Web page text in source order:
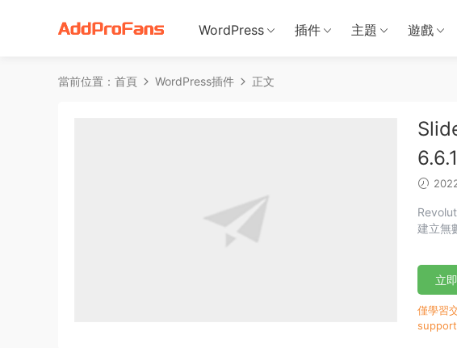
WordPress 插件 主題 遊戲
當前位置： 首頁 WordPress插件 正文
6.6.1
建立無
立
僅學習